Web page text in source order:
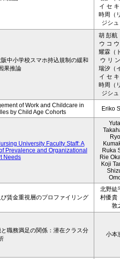
イ セ
時周（
ジシ
中小学校スマホ持込規制の緩和
果推論
胡 彭航
ウ コ
耀霖（
ウ リ
瑞汐（
イ セ
時周（
ジシ
of Work and Childcare in
by Child Age Cohorts
Eriko
University Faculty Staff: A
Prevalence and Organizational
Needs
Ruka
Rie
Koji
賃金重視層のプロファイリング
北野紘
村優貴
敦
職務満足の関係：潜在クラス分
小本